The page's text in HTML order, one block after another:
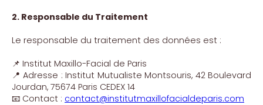
2. Responsable du Traitement
Le responsable du traitement des données est :
📌 Institut Maxillo-Facial de Paris
📍 Adresse : Institut Mutualiste Montsouris, 42 Boulevard
Jourdan, 75674 Paris CEDEX 14
📧 Contact : contact@institutmaxillofacialdeparis.com